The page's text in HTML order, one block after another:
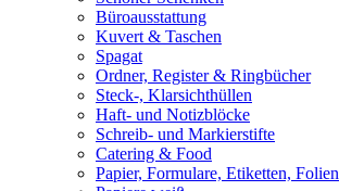
Büroausstattung
Kuvert & Taschen
Spagat
Ordner, Register & Ringbücher
Steck-, Klarsichthüllen
Haft- und Notizblöcke
Schreib- und Markierstifte
Catering & Food
Papier, Formulare, Etiketten, Folien